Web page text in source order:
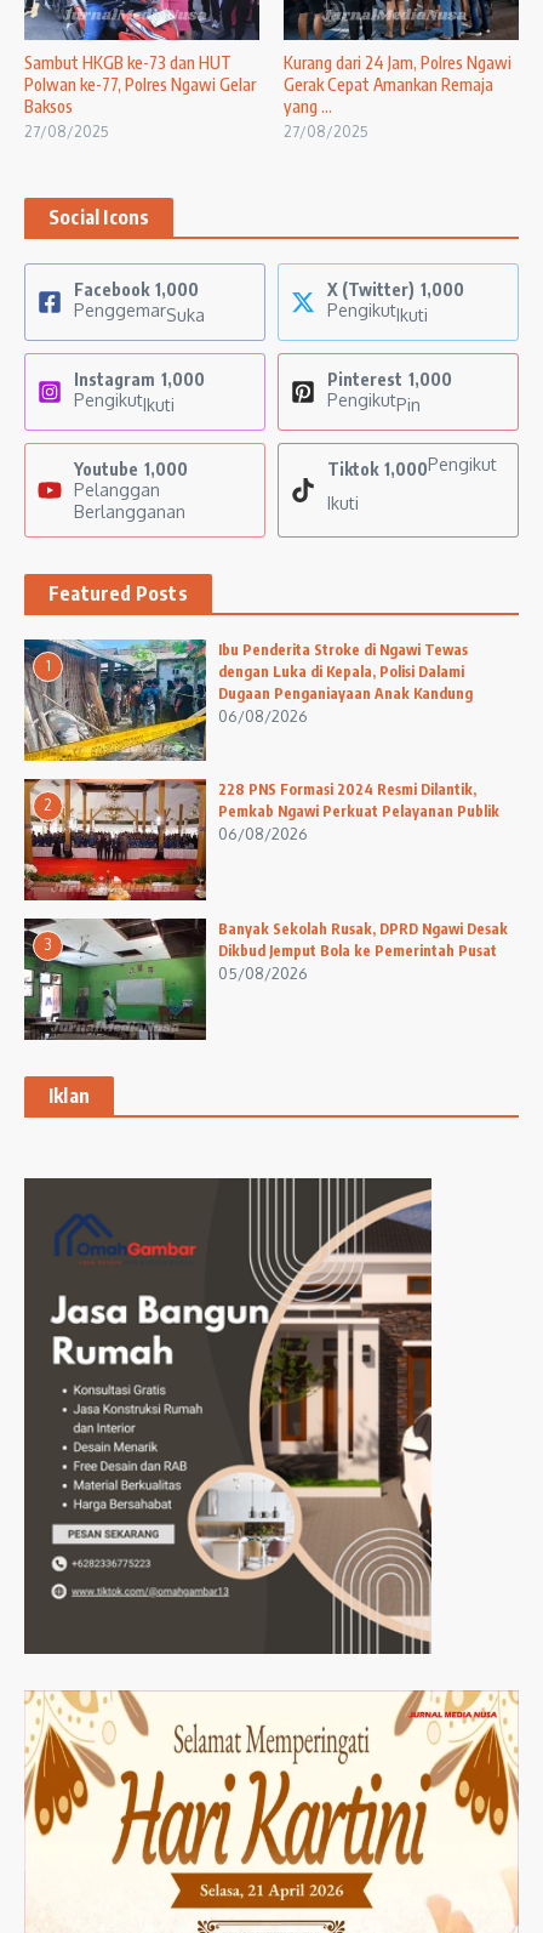
Sambut HKGB ke-73 dan HUT
Polwan ke-77, Polres Ngawi Gelar
Baksos
27/08/2025
Kurang dari 24 Jam, Polres Ngawi
Gerak Cepat Amankan Remaja
yang ...
27/08/2025
Social Icons
Facebook 1,000
PenggemarSuka
X (Twitter) 1,000
PengikutIkuti
Instagram 1,000
PengikutIkuti
Pinterest 1,000
PengikutPin
Youtube 1,000
Pelanggan
Berlangganan
Tiktok 1,000Pengikut
Ikuti
Featured Posts
1
Ibu Penderita Stroke di Ngawi Tewas
dengan Luka di Kepala, Polisi Dalami
Dugaan Penganiayaan Anak Kandung
06/08/2026
2
228 PNS Formasi 2024 Resmi Dilantik,
Pemkab Ngawi Perkuat Pelayanan Publik
06/08/2026
3
Banyak Sekolah Rusak, DPRD Ngawi Desak
Dikbud Jemput Bola ke Pemerintah Pusat
05/08/2026
Iklan